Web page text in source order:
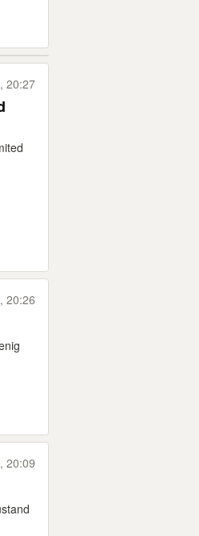
20:27
20:26
20:09